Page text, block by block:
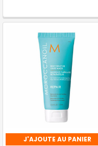
J'AJOUTE AU PANIER